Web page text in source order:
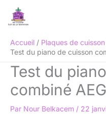
Accueil
Plaques de cuisson
Test du piano de cuisson
Test du
combiné
Par Nour Belkacem / 22
Rechercher